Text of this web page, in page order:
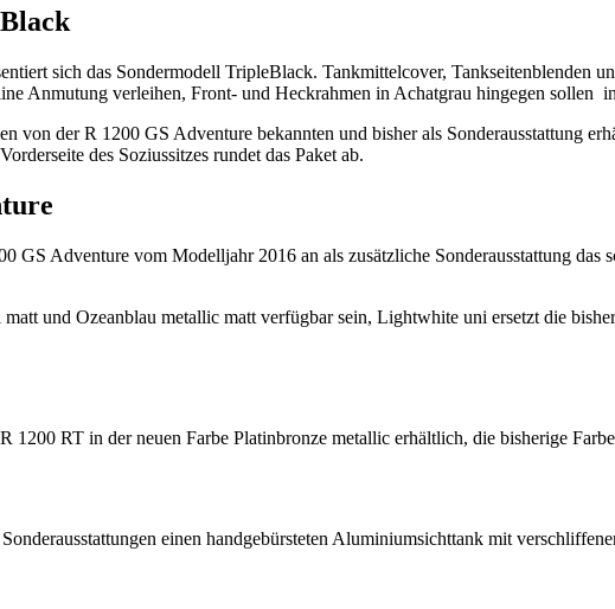
sich das Sondermodell TripleBlack. Tankmittelcover,
Anmutung verleihen, Front- und Heckrahmen in Achatgrau hingegen sollen
von der R 1200 GS Adventure bekannten und bisher als Sonderausstattung
des Soziussitzes rundet das Paket ab.
GS Adventure vom Modelljahr 2016 an als zusätzliche Sonderausstattung
und Ozeanblau metallic matt verfügbar sein, Lightwhite uni ersetzt die
RT in der neuen Farbe Platinbronze metallic erhältlich, die bisherige
einen handgebürsteten Aluminiumsichttank mit